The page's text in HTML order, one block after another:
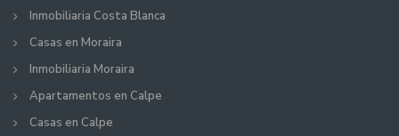
Inmobiliaria Costa Blanca
Casas en Moraira
Inmobiliaria Moraira
Apartamentos en Calpe
Casas en Calpe